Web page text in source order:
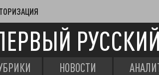
РУССКИЙ
НОВОСТИ